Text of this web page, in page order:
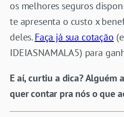
os melhores seguros
te apresenta o custo x
deles.Faça já sua cotação
IDEIASNAMALA5) para
E aí, curtiu a dica?Alguém
quer contar pra nós o que